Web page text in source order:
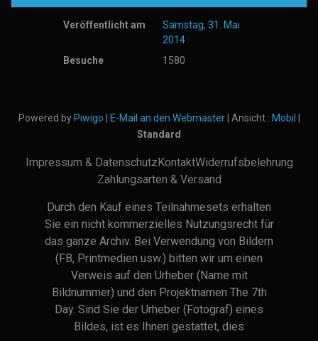
Veröffentlicht am
Samstag, 31. Mai
2014
Besuche
1580
Powered by Piwigo E-Mail an den Webmaster| Ansicht : Mobil
Standard
Impressum & DatenschutzKontaktWiderrufsbelehrung
Zahlungsarten & Versand
Durch den Kauf eines Teilnahmesets erhalten
Sie ein nicht kommerzielles Nutzungsrecht für
das ganze Archiv. Bei Verwendung von Bildern
(FB, Printmedien usw.) bitten wir um einen
Verweis auf den Urheber (Name mit
Bildnummer) und den Projektnamen The 7th
Day. Sind Sie der Urheber (Fotograf) eines
Bildes, ist es Ihnen gestattet, dies